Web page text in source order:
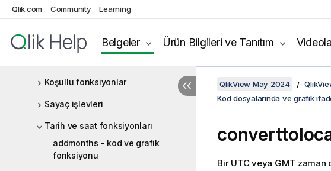
Qlik.com Community Learning
Belgeler Ürün Bilgileri ve Tanıtım
Aggr
Analiz bağlantıları
Koşullu fonksiyonlar
Sayaç işlevleri
Tarih ve saat fonksiyonları
addmonths - kod ve grafik
fonksiyonu
QlikView May 2024
Kod dosyalarında ve grafik
Bir UTCveya GMT zaman